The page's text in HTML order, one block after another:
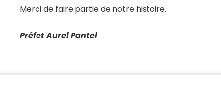
Merci de faire partie de notre histoire.
Préfet Aurel Pantel